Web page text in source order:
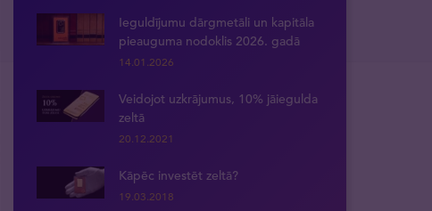
Ieguldījumu dārgmetāli un kapitāla
pieauguma nodoklis 2026. gadā
14.01.2026
Veidojot uzkrājumus, 10% jāiegulda
zeltā
20.12.2021
Kāpēc investēt zeltā?
19.03.2018